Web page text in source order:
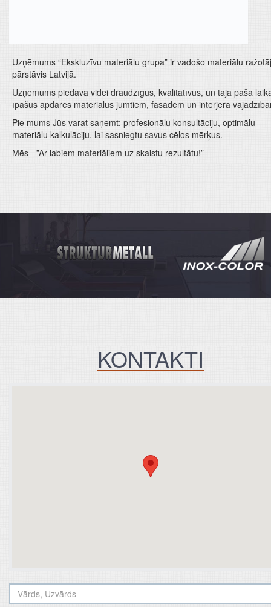
Uzņēmums “Ekskluzīvu materiālu grupa” ir vadošo materiālu
pārstāvis Latvijā.
Uzņēmums piedāvā videi draudzīgus, kvalitatīvus, un tajā pašā
īpašus apdares materiālus jumtiem, fasādēm un interjēra
Pie mums Jūs varat saņemt: profesionālu konsultāciju, optimālu
materiālu kalkulāciju, lai sasniegtu savus cēlos mērķus.
Mēs - ”Ar labiem materiāliem uz skaistu rezultātu!”
KONTAKTI